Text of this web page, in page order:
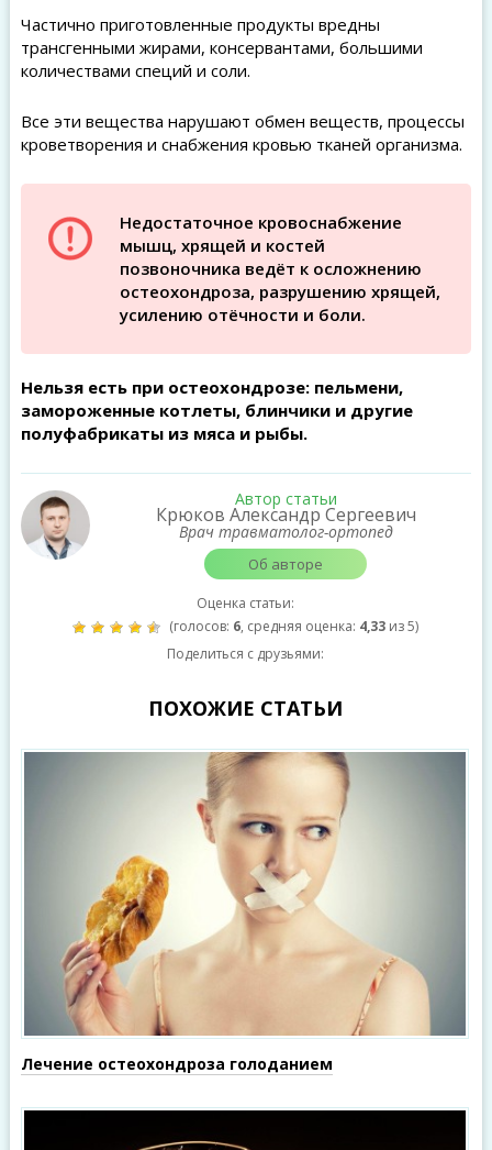
Частично приготовленные продукты вредны
трансгенными жирами, консервантами, большими
количествами специй и соли.
Все эти вещества нарушают обмен веществ, процессы
кроветворения и снабжения кровью тканей организма.
Недостаточное кровоснабжение
мышц, хрящей и костей
позвоночника ведёт к осложнению
остеохондроза, разрушению хрящей,
усилению отёчности и боли.
Нельзя есть при остеохондрозе: пельмени,
замороженные котлеты, блинчики и другие
полуфабрикаты из мяса и рыбы.
Автор статьи
Крюков Александр Сергеевич
Врач травматолог-ортопед
Об авторе
Оценка статьи:
(голосов: 6, средняя оценка: 4,33 из 5)
Поделиться с друзьями:
ПОХОЖИЕ СТАТЬИ
Лечение остеохондроза голоданием